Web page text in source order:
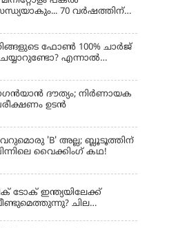
70 വർഷത്തിന്
ഫോൺ 100% ചാർജ്
എന്നാൽ
ദൗത്യം; നിര്‍ണായക
ഉടന്‍
'B' അല്ല; ബ്ലൂടൂത്തിന്
വൈക്കിംഗ് കഥ!
ടോക് ഇന്ത്യയിലേക്ക്
ചില